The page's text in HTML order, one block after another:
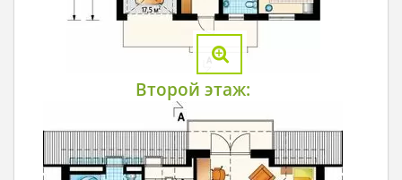
Второй этаж: